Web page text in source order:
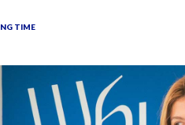
TIME